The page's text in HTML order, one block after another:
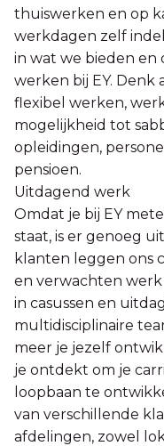
thuiswerken en op
werkdagen zelf
in wat we bieden en
werken bij EY. Denk
flexibel werken,
mogelijkheid tot
opleidingen,
pensioen.
Uitdagend werk
Omdat je bij EY
staat, is er genoeg
klanten leggen ons
en verwachten werk
in casussen en
multidisciplinaire
meer je jezelf
je ontdekt om je
loopbaan te
van verschillende
afdelingen, zowel